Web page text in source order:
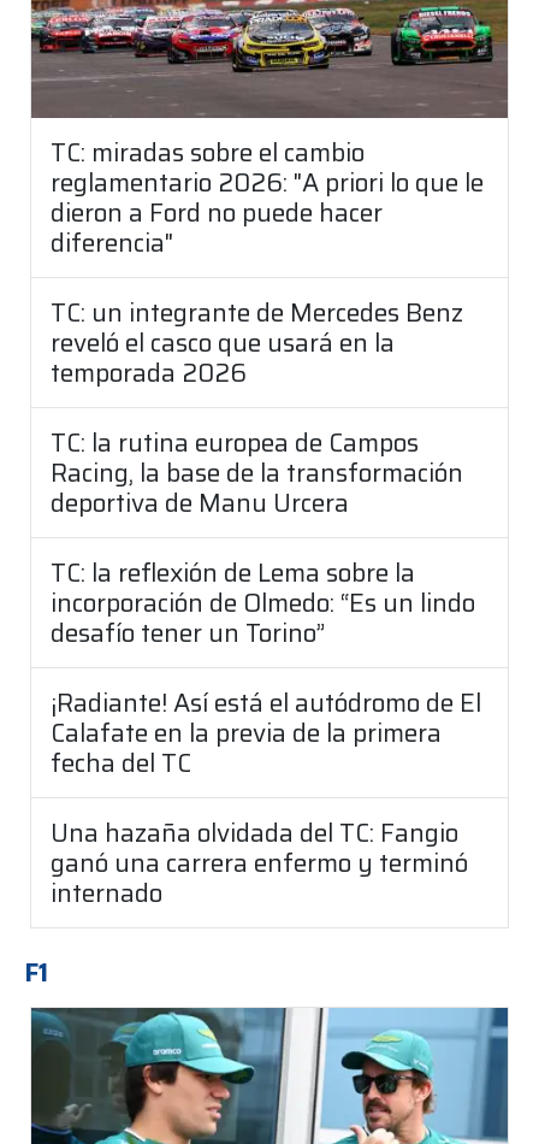
TC: miradas sobre el cambio
reglamentario 2026: "A priori lo que le
dieron a Ford no puede hacer
diferencia"
TC: un integrante de Mercedes Benz
reveló el casco que usará en la
temporada 2026
TC: la rutina europea de Campos
Racing, la base de la transformación
deportiva de Manu Urcera
TC: la reflexión de Lema sobre la
incorporación de Olmedo: “Es un lindo
desafío tener un Torino”
¡Radiante! Así está el autódromo de El
Calafate en la previa de la primera
fecha del TC
Una hazaña olvidada del TC: Fangio
ganó una carrera enfermo y terminó
internado
F1